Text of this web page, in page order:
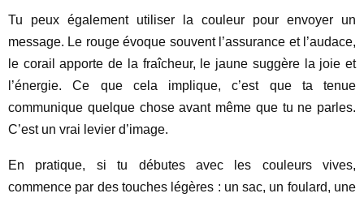
Tu peux également utiliser la couleur pour envoyer un
message. Le rouge évoque souvent l’assurance et l’audace,
le corail apporte de la fraîcheur, le jaune suggère la joie et
l’énergie. Ce que cela implique, c’est que ta tenue
communique quelque chose avant même que tu ne parles.
C’est un vrai levier d’image.
En pratique, si tu débutes avec les couleurs vives,
commence par des touches légères : un sac, un foulard, une